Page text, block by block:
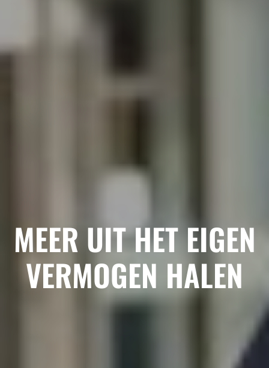
MEER UIT HET EIGEN
VERMOGEN HALEN